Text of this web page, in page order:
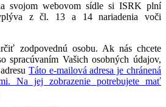
svojom webovom sídle si ISRK plní
z čl. 13 a 14 nariadenia voči
zodpovednú osobu. Ak nás chcete
spracúvaním Vašich osobných údajov,
Táto e-mailová adresa je chránená
Na jej zobrazenie potrebujete mať